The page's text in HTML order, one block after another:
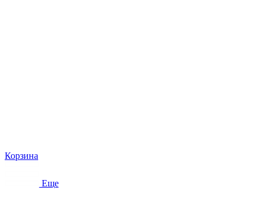
Корзина
Еще